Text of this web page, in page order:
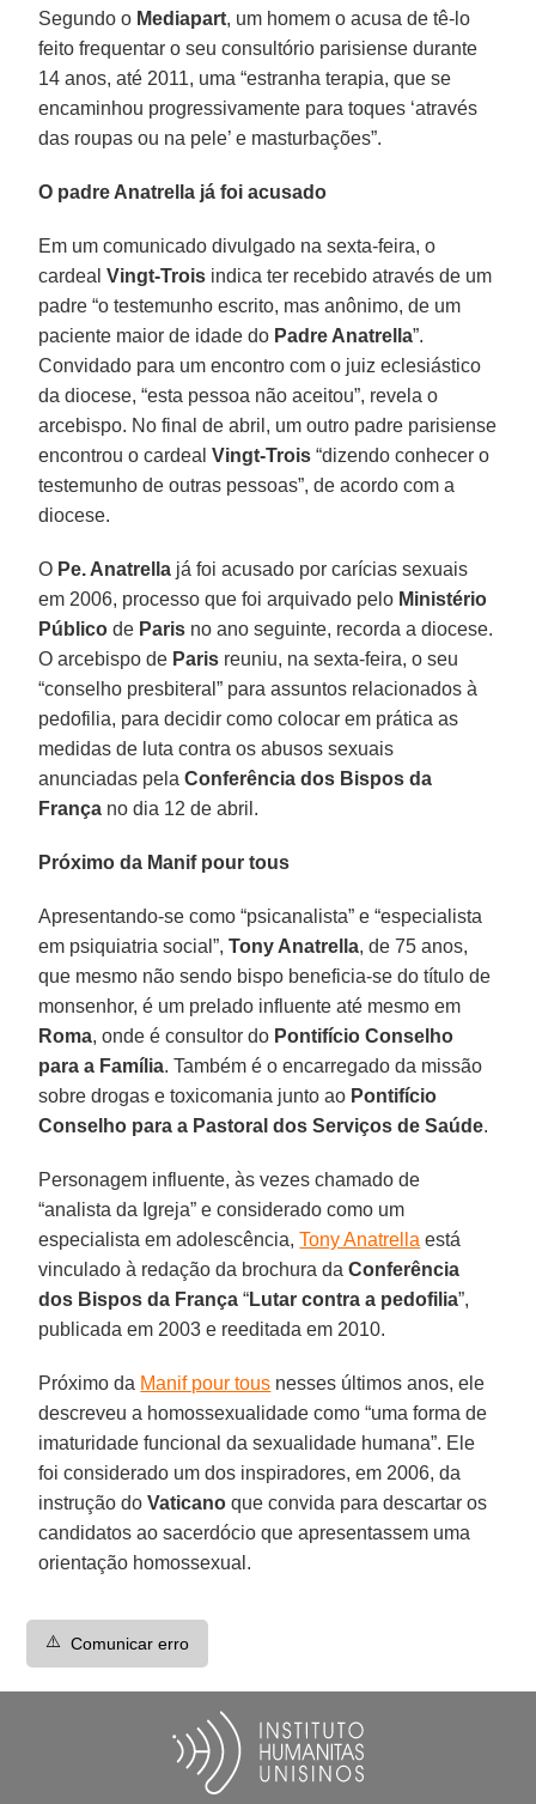
Segundo o Mediapart, um homem o acusa de tê-lo
feito frequentar o seu consultório parisiense durante
14 anos, até 2011, uma “estranha terapia, que se
encaminhou progressivamente para toques ‘através
das roupas ou na pele’ e masturbações”.
O padre Anatrella já foi acusado
Em um comunicado divulgado na sexta-feira, o
cardealVingt-Trois indica ter recebido através de um
padre “o testemunho escrito, mas anônimo, de um
paciente maior de idade do Padre Anatrella”.
Convidado para um encontro com o juiz eclesiástico
da diocese, “esta pessoa não aceitou”, revela o
arcebispo. No final de abril, um outro padre parisiense
encontrou o cardealVingt-Trois “dizendo conhecer o
testemunho de outras pessoas”, de acordo com a
diocese.
O Pe. Anatrella já foi acusado por carícias sexuais
em 2006, processo que foi arquivado pelo Ministério
Público de Paris no ano seguinte, recorda a diocese.
O arcebispo de Paris reuniu, na sexta-feira, o seu
“conselho presbiteral” para assuntos relacionados à
pedofilia, para decidir como colocar em prática as
medidas de luta contra os abusos sexuais
anunciadas pelaConferência dos Bispos da
França no dia 12 de abril.
Próximo da Manif pour tous
Apresentando-se como “psicanalista” e “especialista
em psiquiatria social”,Tony Anatrella, de 75 anos,
que mesmo não sendo bispo beneficia-se do título de
monsenhor, é um prelado influente até mesmo em
Roma, onde é consultor do Pontifício Conselho
para a Família. Também é o encarregado da missão
sobre drogas e toxicomania junto ao Pontifício
Conselho para a Pastoral dos Serviços de Saúde.
Personagem influente, às vezes chamado de
“analista da Igreja” e considerado como um
especialista em adolescência,Tony Anatrella está
vinculado à redação da brochura daConferência
dos Bispos da França “Lutar contra a pedofilia”,
publicada em 2003 e reeditada em 2010.
Próximo da Manif pour tous nesses últimos anos, ele
descreveu a homossexualidade como “uma forma de
imaturidade funcional da sexualidade humana”. Ele
foi considerado um dos inspiradores, em 2006, da
instrução doVaticano que convida para descartar os
candidatos ao sacerdócio que apresentassem uma
orientação homossexual.
⚠️ Comunicar erro